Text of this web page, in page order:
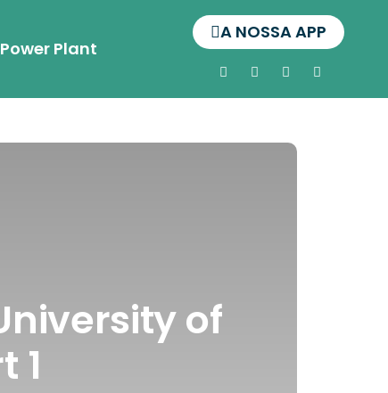
Plant
A NOSSA APP
of
1